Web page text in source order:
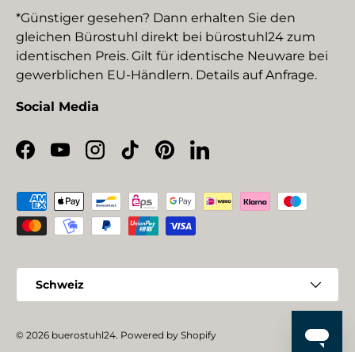
*Günstiger gesehen? Dann erhalten Sie den
gleichen Bürostuhl direkt bei bürostuhl24 zum
identischen Preis. Gilt für identische Neuware bei
gewerblichen EU-Händlern. Details auf Anfrage.
Social Media
Facebook
YouTubeInstagram
TikTokPinterestLinkedIn
Zahlungsmethoden
Schweiz
© 2026 buerostuhl24. Powered by Shopify